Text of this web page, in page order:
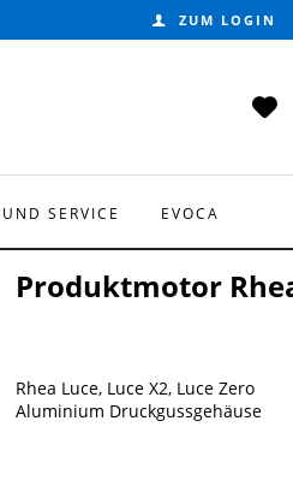
ZUM LOGIN
SERVICE EVOCA
Produktmotor
Rhea Luce, Luce X2, Luce Zero
Aluminium Druckgussgehäuse